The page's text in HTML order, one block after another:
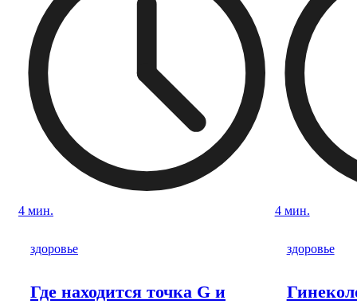
4 мин.
здоровье
Где находится точка G и
4 мин.
здоровье